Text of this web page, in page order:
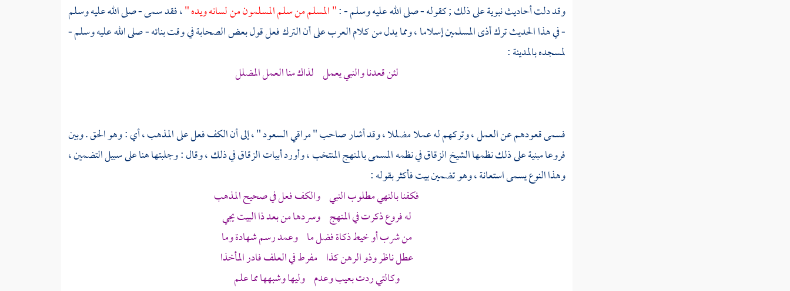
وقد دلت أحاديث نبوية على ذلك ; كقوله - صلى الله عليه وسلم - :" المسلم من سلم المسلمون من لسانه ويده "، فقد سمى - صلى الله عليه وسلم
- في هذا الحديث ترك أذى المسلمين إسلاما ، ومما يدل من كلام العرب على أن الترك فعل قول بعض الصحابة في وقت بنائه - صلى الله عليه وسلم -
لمسجدهبالمدينة:
لئن قعدنا والنبي يعمل لذاك منا العمل المضلل
فسمى قعودهم عن العمل ، وتركهم له عملا مضللا ، وقد أشار صاحب " مراقي السعود " ، إلى أن الكف فعل على المذهب ، أي : وهو الحق . وبين
فروعا مبنية على ذلك نظمهاالشيخ الزقاقفي نظمه المسمى بالمنهج المنتخب ، وأورد أبيات الزقاق في ذلك ، وقال : وجلبتها هنا على سبيل التضمين ،
وهذا النوع يسمى استعانة ، وهو تضمين بيت فأكثر بقوله :
فكفنا بالنهي مطلوب النبي والكف فعل في صحيح المذهب
له فروع ذكرت في المنهج وسردها من بعد ذا البيت يجي
من شرب أو خيط ذكاة فضل ما وعمد رسم شهادة وما
عطل ناظر وذو الرهن كذا مفرط في العلف فادر المأخذا
وكالتي ردت بعيب وعدم وليها وشبهها مما علم